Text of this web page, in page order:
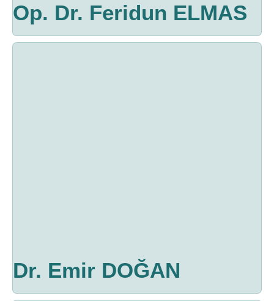
Op. Dr. Feridun ELMAS
Dr. Emir DOĞAN